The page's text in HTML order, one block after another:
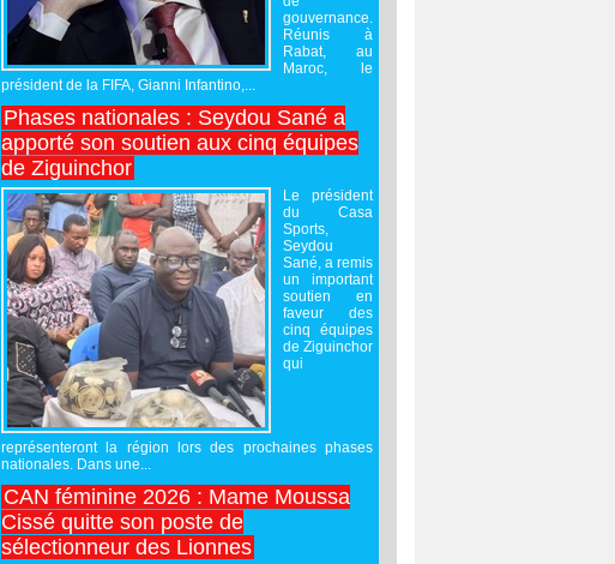
gouvernance.
Réunis à
Rabat, au
Maroc, le
président de la FIFA, Gianni Infantino,...
Phases nationales : Seydou Sané a
apporté son soutien aux cinq équipes
de Ziguinchor
Le président
du Casa
Sports,
Seydou
Sané, a remis
un important
soutien en
faveur des
cinq équipes
de Ziguinchor
qui
représenteront la région lors des prochaines phases
nationales. Dans une...
CAN féminine 2026 : Mame Moussa
Cissé quitte son poste de
sélectionneur des Lionnes